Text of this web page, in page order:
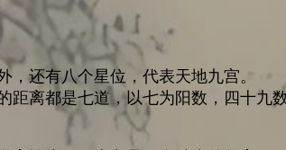
还有八个星位，代表天地九宫。
距离都是七道，以七为阳数，四十九